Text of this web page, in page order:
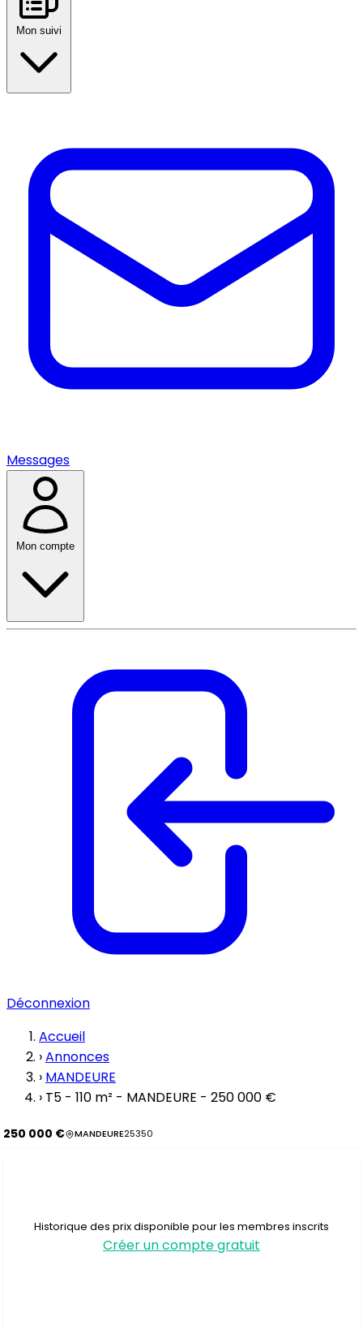
Mon suivi
Messages
Mon compte
Déconnexion
Accueil
›Annonces
› MANDEURE
› T5 - 110 m² - MANDEURE - 250 000 €
250 000 € MANDEURE25350
Historique des prix disponible pour les membres inscrits
Créer un compte gratuit